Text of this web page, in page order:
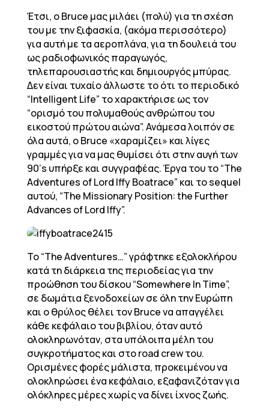
Έτσι, ο Bruce μας μιλάει (πολύ) για τη σχέση
του με την ξιφασκία, (ακόμα περισσότερο)
για αυτή με τα αεροπλάνα, για τη δουλειά του
ως ραδιοφωνικός παραγωγός,
τηλεπαρουσιαστής και δημιουργός μπύρας.
Δεν είναι τυχαίο άλλωστε το ότι το περιοδικό
“Intelligent Life” το χαρακτήρισε ως τον
“ορισμό του πολυμαθούς ανθρώπου του
εικοστού πρώτου αιώνα”. Ανάμεσα λοιπόν σε
όλα αυτά, ο Bruce «χαραμίζει» και λίγες
γραμμές για να μας θυμίσει ότι στην αυγή των
90’s υπήρξε και συγγραφέας. Έργα του το “The
Adventures of Lord Iffy Boatrace” και το sequel
αυτού, “The Missionary Position: the Further
Advances of Lord Iffy”.
Το “The Adventures…” γράφτηκε εξολοκλήρου
κατά τη διάρκεια της περιοδείας για την
προώθηση του δίσκου “Somewhere In Time”,
σε δωμάτια ξενοδοχείων σε όλη την Ευρώπη
και ο θρύλος θέλει τον Bruce να απαγγέλει
κάθε κεφάλαιο του βιβλίου, όταν αυτό
ολοκληρωνόταν, στα υπόλοιπα μέλη του
συγκροτήματος και στο road crew του.
Ορισμένες φορές μάλιστα, προκειμένου να
ολοκληρώσει ένα κεφάλαιο, εξαφανιζόταν για
ολόκληρες μέρες χωρίς να δίνει ίχνος ζωής.